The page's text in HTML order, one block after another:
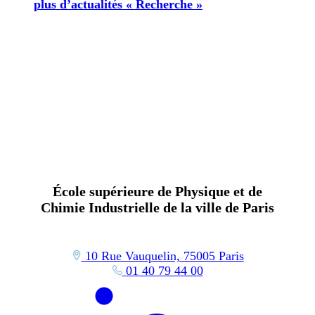
plus d’actualités « Recherche »
École supérieure de Physique et de
Chimie Industrielle de la ville de Paris
10 Rue Vauquelin, 75005 Paris
01 40 79 44 00